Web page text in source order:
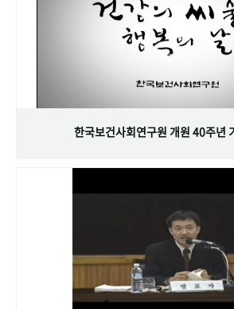
한국보건사회연구원 개원 40주년